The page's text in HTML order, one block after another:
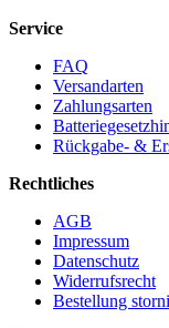
Service
FAQ
Versandarten
Zahlungsarten
Rückgabe- &
Rechtliches
AGB
Impressum
Datenschutz
Widerrufsrecht
Bestellung